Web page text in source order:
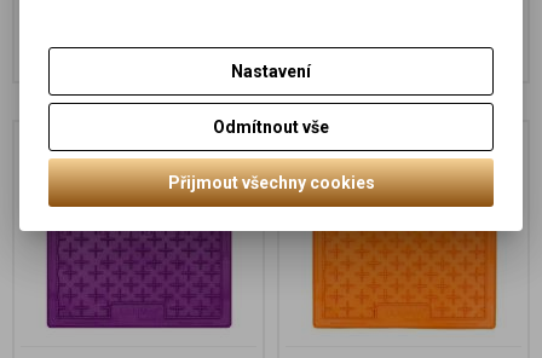
Koupit Koupit
Nastavení
Odmítnout vše
Přijmout všechny cookies